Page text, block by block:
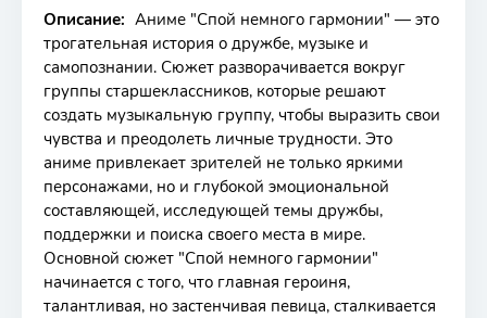
Описание: Аниме "Спой немного гармонии" — это
трогательная история о дружбе, музыке и
самопознании. Сюжет разворачивается вокруг
группы старшеклассников, которые решают
создать музыкальную группу, чтобы выразить свои
чувства и преодолеть личные трудности. Это
аниме привлекает зрителей не только яркими
персонажами, но и глубокой эмоциональной
составляющей, исследующей темы дружбы,
поддержки и поиска своего места в мире.
Основной сюжет "Спой немного гармонии"
начинается с того, что главная героиня,
талантливая, но застенчивая певица, сталкивается